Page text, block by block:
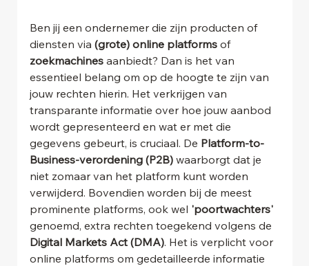
Ben jij een ondernemer die zijn producten of
diensten via (grote) online platforms of
zoekmachines aanbiedt? Dan is het van
essentieel belang om op de hoogte te zijn van
jouw rechten hierin. Het verkrijgen van
transparante informatie over hoe jouw aanbod
wordt gepresenteerd en wat er met die
gegevens gebeurt, is cruciaal. De Platform-to-
Business-verordening (P2B) waarborgt dat je
niet zomaar van het platform kunt worden
verwijderd. Bovendien worden bij de meest
prominente platforms, ook wel 'poortwachters'
genoemd, extra rechten toegekend volgens de
Digital Markets Act (DMA). Het is verplicht voor
online platforms om gedetailleerde informatie